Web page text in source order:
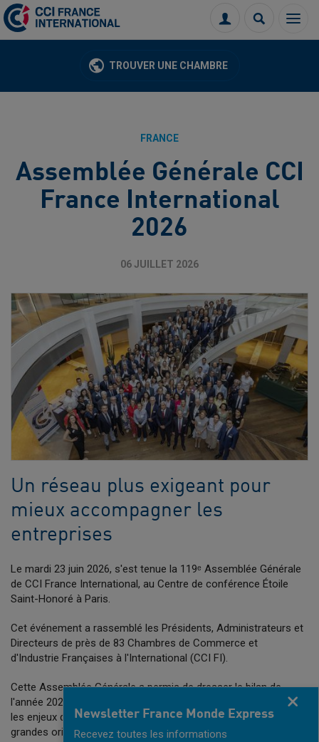
Menu
Connexion
TROUVER UNE CHAMBRE
FRANCE
Assemblée Générale CCI
France International
2026
06 JUILLET 2026
Un réseau plus exigeant pour
mieux accompagner les
entreprises
Le mardi 23 juin 2026, s'est tenue la 119ᵉ Assemblée Générale
de CCI France International, au Centre de conférence Étoile
Saint-Honoré à Paris.
Cet événement a rassemblé les Présidents, Administrateurs et
Directeurs de près de 83 Chambres de Commerce et
d'Industrie Françaises à l'International (CCI FI).
Cette Assemblée Générale a permis de dresser le bilan de
l'année 2025, d'échanger sur les perspectives stratégiques et
les enjeux d'innovation du réseau, ainsi que de présenter les
grandes orientations du plan Horizon 2030.
Newsletter France Monde Express
Recevez toutes les informations